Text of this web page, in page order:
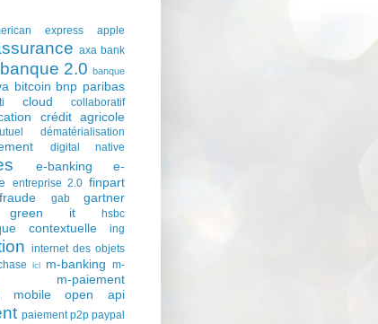
express
apple
axa bank
banque 2.0 banque
bitcoin bnp paribas
cloud collaboratif
crédit agricole
dématérialisation
digital native
e-banking
e-
entreprise 2.0 finpart
fraude gab
gartner
green it hsbc
contextuelle ing
internet des objets
lcl m-banking m-
m-paiement
mobile open api
paiement p2p paypal